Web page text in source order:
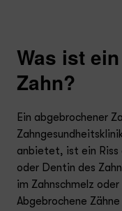
Was ist
Zahn?
Ein abgebrochener
anbietet, ist ein Riss
oder Dentin des
im Zahnschmelz
Abgebrochene